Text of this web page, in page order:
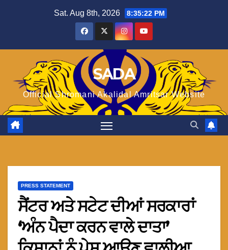
Sat. Aug 8th, 2026 8:35:22 PM
SADA
Official Shromani Akalidal Amritsar Website
PRESS STATEMENT
ਸੈਂਟਰ ਅਤੇ ਸਟੇਟ ਦੀਆਂ ਸਰਕਾਰਾਂ
‘ਅੰਨ ਪੈਦਾ ਕਰਨ ਵਾਲੇ ਦਾਤਾ’